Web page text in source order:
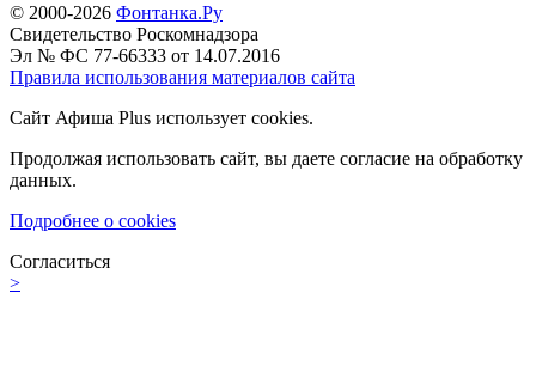
© 2000-2026 Фонтанка.Ру
Свидетельство Роскомнадзора
Эл № ФС 77-66333 от 14.07.2016
Правила использования материалов сайта
Сайт Афиша Plus использует cookies.
Продолжая использовать сайт, вы даете согласие на обработку
данных.
Подробнее о cookies
Согласиться
>